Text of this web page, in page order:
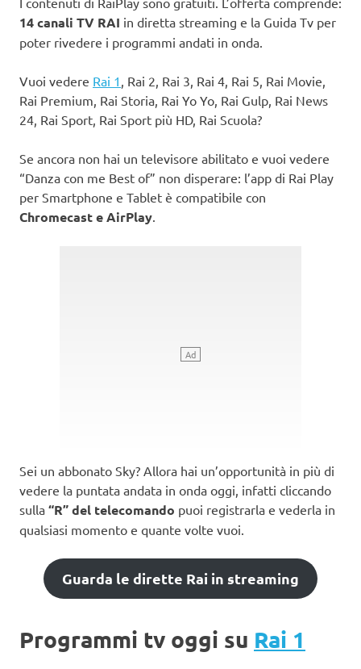
14 canali TV RAI in diretta streaming e la Guida Tv per
poter rivedere i programmi andati in onda.
Vuoi vedere Rai 1 , Rai 2, Rai 3, Rai 4, Rai 5, Rai Movie,
Rai Premium, Rai Storia, Rai Yo Yo, Rai Gulp, Rai News
24, Rai Sport, Rai Sport più HD, Rai Scuola?
Se ancora non hai un televisore abilitato e vuoi vedere
“Danza con me Best of” non disperare: l’app di Rai Play
per Smartphone e Tablet è compatibile con
Chromecast e AirPlay.
Sei un abbonato Sky? Allora hai un’opportunità in più di
vedere la puntata andata in onda oggi, infatti cliccando
sulla “R” del telecomando puoi registrarla e vederla in
qualsiasi momento e quante volte vuoi.
Guarda le dirette Rai in streaming
Programmi tv oggi su Rai 1